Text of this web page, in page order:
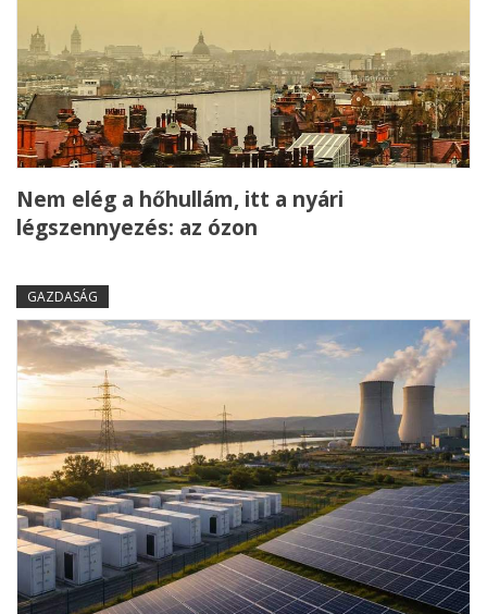
Nem elég a hőhullám, itt a nyári
légszennyezés: az ózon
GAZDASÁG